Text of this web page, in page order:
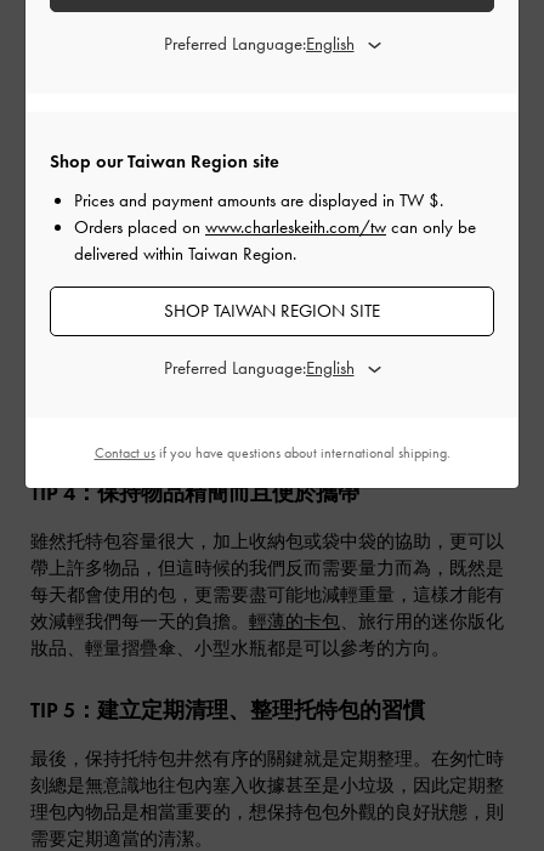
TIP 4：保持物品精簡而且便於攜帶
雖然托特包容量很大，加上收納包或袋中袋的協助，更可以
帶上許多物品，但這時候的我們反而需要量力而為，既然是
每天都會使用的包，更需要盡可能地減輕重量，這樣才能有
效減輕我們每一天的負擔。 輕薄的卡包 、旅行用的迷你版化
妝品、輕量摺疊傘、小型水瓶都是可以參考的方向。
TIP 5：建立定期清理、整理托特包的習慣
最後，保持托特包井然有序的關鍵就是定期整理。在匆忙時
刻總是無意識地往包內塞入收據甚至是小垃圾，因此定期整
理包內物品是相當重要的，想保持包包外觀的良好狀態，則
需要定期適當的清潔。
Shop our Taiwan Region site
Prices and payment amounts are displayed in TW $.
Orders placed on www.charleskeith.com/tw can only be
delivered within Taiwan Region.
SHOP TAIWAN REGION SITE
Preferred Language:
Preferred Language:
Contact usif you have questions about international shipping.